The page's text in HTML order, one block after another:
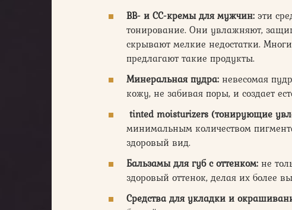
BB- и CC-кремы для мужчин: эти
тонирование. Они увлажняют,
скрывают мелкие недостатки.
предлагают такие продукты.
Минеральная пудра: невесомая
кожу, не забивая поры, и создает
tinted moisturizers (тонирующие
минимальным количеством
здоровый вид.
Бальзамы для губ с оттенком: не
здоровый оттенок, делая их более
Средства для укладки и